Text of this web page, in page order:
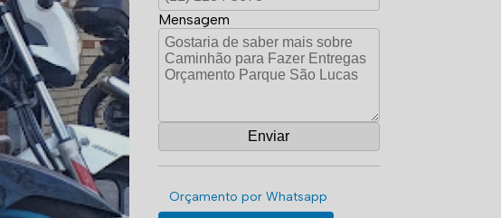
Mensagem
Orçamento por Whatsapp